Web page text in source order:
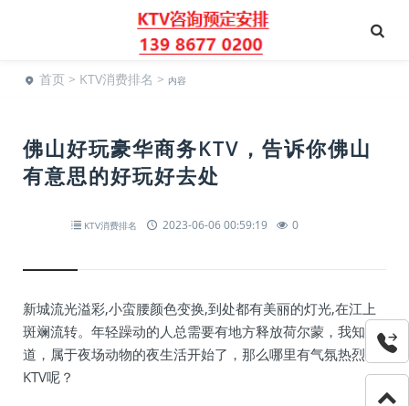
首页 > KTV消费排名 > 内容
佛山好玩豪华商务KTV，告诉你佛山
有意思的好玩好去处
KTV消费排名 2023-06-06 00:59:19 0
新城流光溢彩,小蛮腰颜色变换,到处都有美丽的灯光,在江上
斑斓流转。年轻躁动的人总需要有地方释放荷尔蒙，我知
道，属于夜场动物的夜生活开始了，那么哪里有气氛热烈
KTV呢？